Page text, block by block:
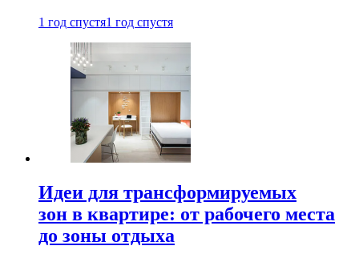
1 год спустя1 год спустя
Идеи для трансформируемых
зон в квартире: от рабочего места
до зоны отдыха